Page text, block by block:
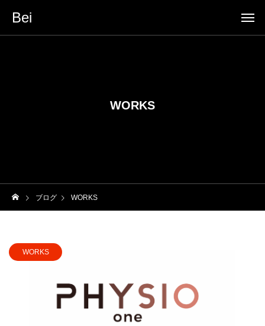
Bei
WORKS
ブログ WORKS
WORKS